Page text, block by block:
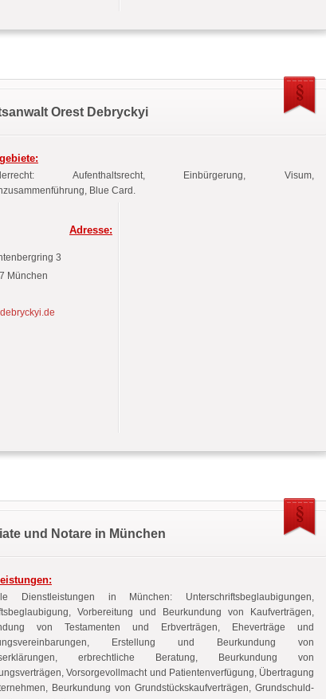
Orest Debryckyi
Aufenthaltsrecht, Einbürgerung, Visum,
Blue Card.
Adresse:
3
München
debryckyi.de
und Notare in München
Dienstleistungen in München: Unterschriftsbeglaubigungen,
Vorbereitung und Beurkundung von Kaufverträgen,
von Testamenten und Erbverträgen, Eheverträge und
Erstellung und Beurkundung von
erbrechtliche Beratung, Beurkundung von
Vorsorgevollmacht und Patientenverfügung, Übertragung
Beurkundung von Grundstückskaufverträgen, Grundschuld-